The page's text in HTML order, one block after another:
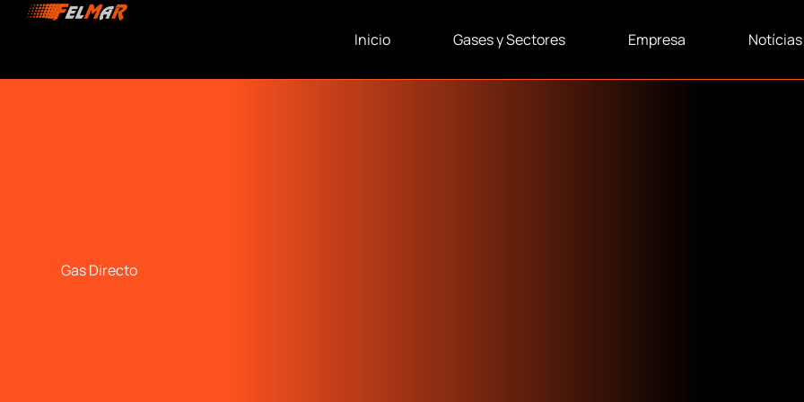
Inicio Gases y Sectores Empresa Notícias
Gas Directo